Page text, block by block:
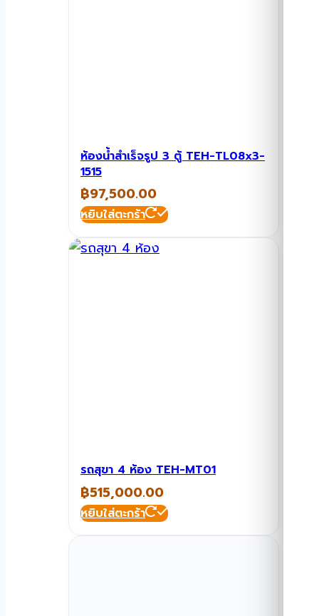
ห้องน้ำสำเร็จรูป 3 ตู้ TEH-TL08x3-
1515
฿97,500.00
หยิบใส่ตะกร้า
รถสุขา 4 ห้อง TEH-MT01
฿515,000.00
หยิบใส่ตะกร้า